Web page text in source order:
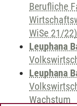
Berufliche
WiSe 21/22)
Leuphana
Leuphana
Wachstum